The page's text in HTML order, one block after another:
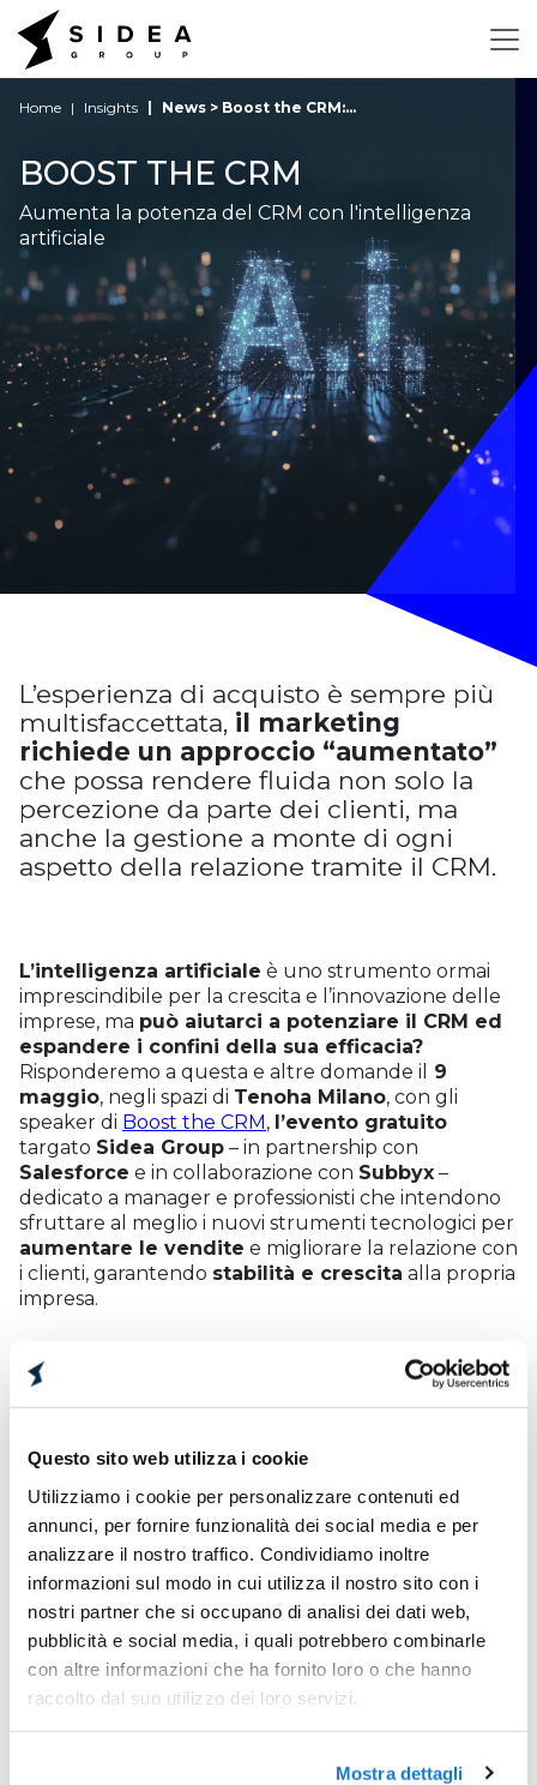
Questo sito web utilizza i cookie
Utilizziamo i cookie per personalizzare contenuti ed
annunci, per fornire funzionalità dei social media e per
analizzare il nostro traffico. Condividiamo inoltre
informazioni sul modo in cui utilizza il nostro sito con i
nostri partner che si occupano di analisi dei dati web,
pubblicità e social media, i quali potrebbero combinarle
con altre informazioni che ha fornito loro o che hanno
raccolto dal suo utilizzo dei loro servizi.
Mostra dettagli
Home Insights News > Boost the CRM:...
BOOST THE CRM
Aumenta la potenza del CRM con l'intelligenza
artificiale
L’esperienza di acquisto è sempre più
multisfaccettata, il marketing
richiede un approccio “aumentato”
che possa rendere fluida non solo la
percezione da parte dei clienti, ma
anche la gestione a monte di ogni
aspetto della relazione tramite il CRM.
L’intelligenza artificiale è uno strumento ormai
imprescindibile per la crescita e l’innovazione delle
imprese, ma può aiutarci a potenziare il CRM ed
espandere i confini della sua efficacia?
Risponderemo a questa e altre domande il
9
maggio, negli spazi di Tenoha Milano, con gli
speaker di Boost the CRM, l’evento gratuito
targato Sidea Group – in partnership con
Salesforce e in collaborazione con Subbyx –
dedicato a manager e professionisti che intendono
sfruttare al meglio i nuovi strumenti tecnologici per
aumentare le vendite e migliorare la relazione con
i clienti, garantendo stabilità e crescita alla propria
impresa.
I posti sono limitati, scopri il programma
completo dell’evento e registrati gratuitamente
INSIGHT CORRELATI